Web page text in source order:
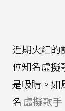
近期火紅的
位知名虛擬
是吸睛。如
名 虛擬歌手